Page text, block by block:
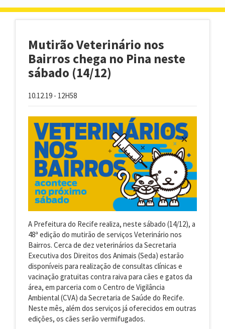
Mutirão Veterinário nos
Bairros chega no Pina neste
sábado (14/12)
10.12.19 - 12H58
A Prefeitura do Recife realiza, neste sábado (14/12), a
48ª edição do mutirão de serviços Veterinário nos
Bairros. Cerca de dez veterinários da Secretaria
Executiva dos Direitos dos Animais (Seda) estarão
disponíveis para realização de consultas clínicas e
vacinação gratuitas contra raiva para cães e gatos da
área, em parceria com o Centro de Vigilância
Ambiental (CVA) da Secretaria de Saúde do Recife.
Neste mês, além dos serviços já oferecidos em outras
edições, os cães serão vermifugados.